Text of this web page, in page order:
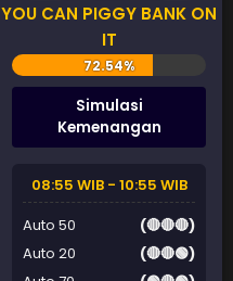
YOU CAN PIGGY BANK ON
IT
Simulasi
Kemenangan
08:55 WIB - 10:55 WIB
Auto 50
(🔴🔴🔴)
Auto 20
(🔴🔴🟢)